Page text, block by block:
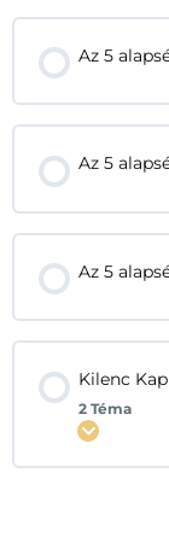
Az 5
Az 5
Az 5
Kilenc
2 Téma